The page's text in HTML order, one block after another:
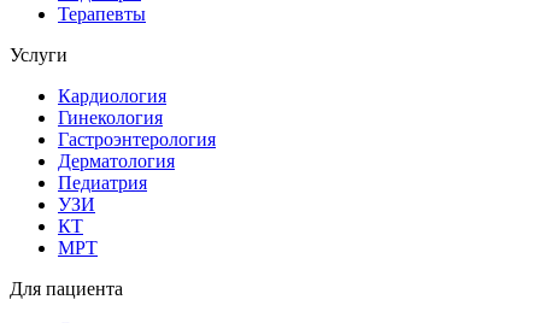
Терапевты
Услуги
Кардиология
Гинекология
Гастроэнтерология
Дерматология
Педиатрия
УЗИ
КТ
МРТ
Для пациента